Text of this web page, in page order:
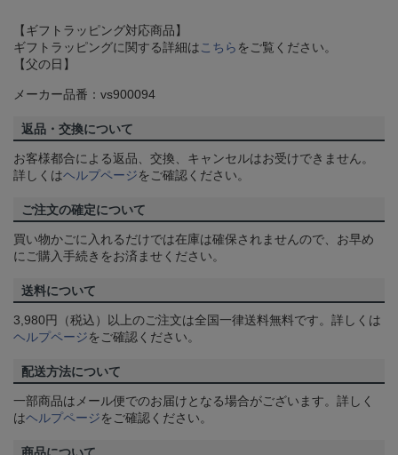
【ギフトラッピング対応商品】
ギフトラッピングに関する詳細は こちら をご覧ください。
【父の日】
メーカー品番：vs900094
返品・交換について
お客様都合による返品、交換、キャンセルはお受けできません。
詳しくはヘルプページをご確認ください。
ご注文の確定について
買い物かごに入れるだけでは在庫は確保されませんので、お早め
にご購入手続きをお済ませください。
送料について
3,980円（税込）以上のご注文は全国一律送料無料です。詳しくは
ヘルプページをご確認ください。
配送方法について
一部商品はメール便でのお届けとなる場合がございます。詳しく
はヘルプページをご確認ください。